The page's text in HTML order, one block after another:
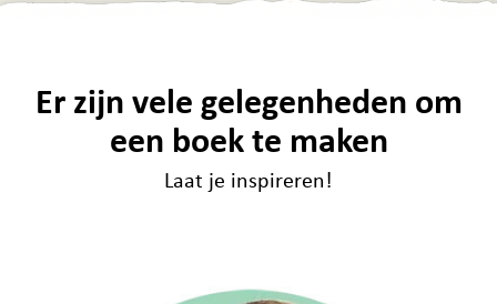
Er zijn vele gelegenheden om
een boek te maken
Laat je inspireren!